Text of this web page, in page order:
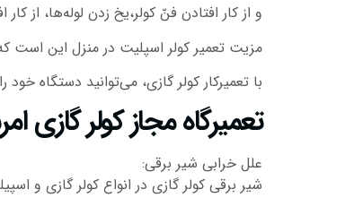
و از کار افتادن فنّ کولر،یخ زدن لوله‌ها، از
مزیت تعمیر کولر اسپلیت در منزل این است
با تعمیرکار کولر گازی، می‌توانید دستگاه
تعمیرگاه مجاز کولر گازی
علل خرابی شیر برقی:
شیر برقی کولر گازی در انواع کولر گازی و